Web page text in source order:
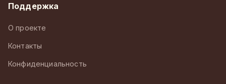
Поддержка
О проекте
Контакты
Конфиденциальность